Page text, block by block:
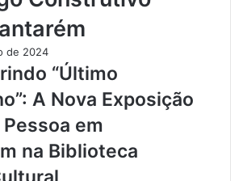
de 2024
“Último
A Nova Exposição
em
na Biblioteca